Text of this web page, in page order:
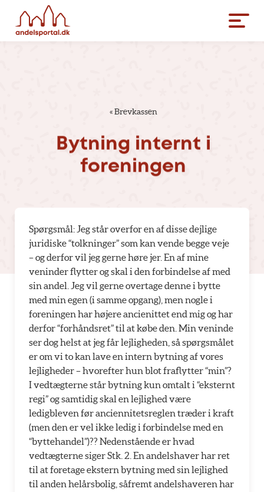
«Brevkassen
Bytning internt i
foreningen
Spørgsmål: Jeg står overfor en af disse dejlige
juridiske “tolkninger” som kan vende begge veje
– og derfor vil jeg gerne høre jer. En af mine
veninder flytter og skal i den forbindelse af med
sin andel. Jeg vil gerne overtage denne i bytte
med min egen (i samme opgang), men nogle i
foreningen har højere ancienittet end mig og har
derfor “forhåndsret” til at købe den. Min veninde
ser dog helst at jeg får lejligheden, så spørgsmålet
er om vi to kan lave en intern bytning af vores
lejligheder – hvorefter hun blot fraflytter “min”?
I vedtægterne står bytning kun omtalt i “eksternt
regi” og samtidig skal en lejlighed være
ledigbleven før anciennitetsreglen træder i kraft
(men den er vel ikke ledig i forbindelse med en
“byttehandel”)?? Nedenstående er hvad
vedtægterne siger Stk. 2. En andelshaver har ret
til at foretage ekstern bytning med sin lejlighed
til anden helårsbolig, såfremt andelshaveren har